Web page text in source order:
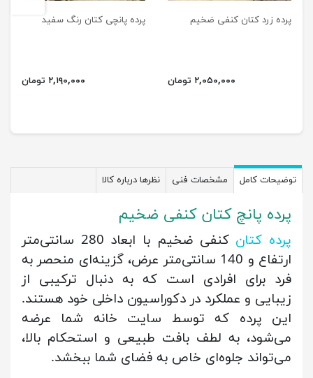
پرده زرد کتان کنفی ضخیم
۲,۰۵۰,۰۰۰ تومان
پرده پانچی کتان رنگ سفید
۲,۱۹۰,۰۰۰ تومان
توضیحات کامل مشخصات فنی نظرها درباره کالا
پرده پانچ کتان کنفی ضخیم
پرده کتان
کنفی ضخیم با ابعاد 280 سانتی‌متر
ارتفاع و 140 سانتی‌متر عرض، گزینه‌ای منحصر به
فرد برای افرادی است که به دنبال ترکیبی از
زیبایی و عملکرد در دکوراسیون داخلی خود هستند.
این پرده که توسط سایت خانه شما عرضه
می‌شود، به لطف بافت طبیعی و استحکام بالا،
می‌تواند جلوه‌ای خاص به فضای شما ببخشد.